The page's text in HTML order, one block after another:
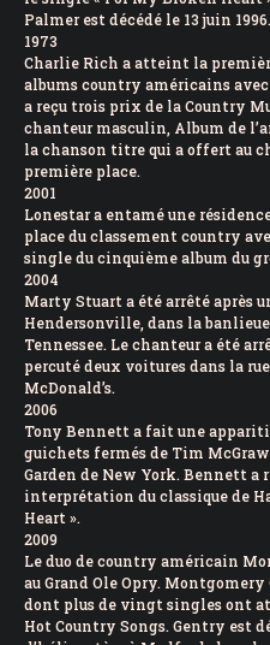
Palmer est décédé le 13 juin 1996.
1973
Charlie Rich a atteint la
albums country américains avec
a reçu trois prix de la Country
chanteur masculin, Album de
la chanson titre qui a offert au
première place.
2001
Lonestar a entamé une
place du classement country
single du cinquième album du
2004
Marty Stuart a été arrêté après
Hendersonville, dans la
Tennessee. Le chanteur a été
percuté deux voitures dans la
McDonald’s.
2006
Tony Bennett a fait une
guichets fermés de Tim
Garden de New York. Bennett a
interprétation du classique de
Heart ».
2009
Le duo de country américain
au Grand Ole Opry.
dont plus de vingt singles ont
Hot Country Songs. Gentry est